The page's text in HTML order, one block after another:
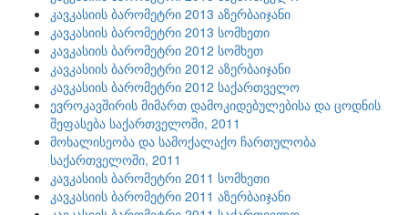
კავკასიის ბარომეტრი 2013 აზერბაიჯანი
კავკასიის ბარომეტრი 2013 სომხეთი
კავკასიის ბარომეტრი 2012 სომხეთ
კავკასიის ბარომეტრი 2012 აზერბაიჯანი
კავკასიის ბარომეტრი 2012 საქართველო
ევროკავშირის მიმართ დამოკიდებულებისა და ცოდნის
შეფასება საქართველოში, 2011
მოხალისეობა და სამოქალაქო ჩართულობა
საქართველოში, 2011
კავკასიის ბარომეტრი 2011 სომხეთი
კავკასიის ბარომეტრი 2011 აზერბაიჯანი